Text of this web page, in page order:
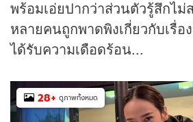
พร้อมเอ่ยปากว่าส่วนตัวรู้สึกไ
หลายคนถูกพาดพิงเกี่ยวกับเรื่อ
ได้รับความเดือดร้อน...
28+ ดูภาพทั้งหมด